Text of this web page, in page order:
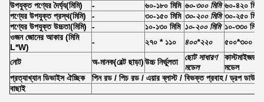
উপযুক্ত পণ্যের দৈর্ঘ্য(মিমি) - ৬০-১৮০ মিমি ৬০-৩০০ মিমি ৬০-৪২০ মিমি
পণ্যের উপযুক্ত প্রস্থ(মিমি) - ৩০-১৫০ মিমি ৩০-২০০ মিমি ৩০-২৫০ মিমি
পণ্যের উপযুক্ত উচ্চতা(মিমি) - ১০-১৩০ মিমি ১০-২০০ মিমি ১০-৩৩০ মিমি
ওজন জোনের আকার (মিমি
L*W)
- ২৭০ * ১১০ ৪০০*২২০ ৫০০*৩০০
নোট অ-মানক(বেল্ট ছাড়া)উচ্চ নির্ভুলতা
ছোট সাধারণ
মডেল
কাস্টমাইজড
মডেল
প্রত্যাখ্যান ডিভাইস ঐচ্ছিক
পিন রড / পিচ রড / এয়ার ব্লাস্ট / বিভক্ত প্রবাহ / ড্রপ ডাউন /
বাছাই